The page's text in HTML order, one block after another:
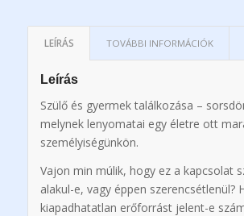
LEÍRÁS TOVÁBBI INFORMÁCIÓK
Leírás
Szülő és gyermek találkozása –
melynek lenyomatai egy életre ott
személyiségünkön.
Vajon min múlik, hogy ez a kapcsolat
alakul-e, vagy éppen szerencsétlenül?
kiapadhatatlan erőforrást jelent-e